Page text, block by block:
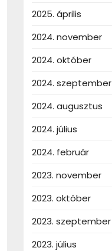
2025. április
2024. november
2024. október
2024. szeptember
2024. augusztus
2024. július
2024. február
2023. november
2023. október
2023. szeptember
2023. július